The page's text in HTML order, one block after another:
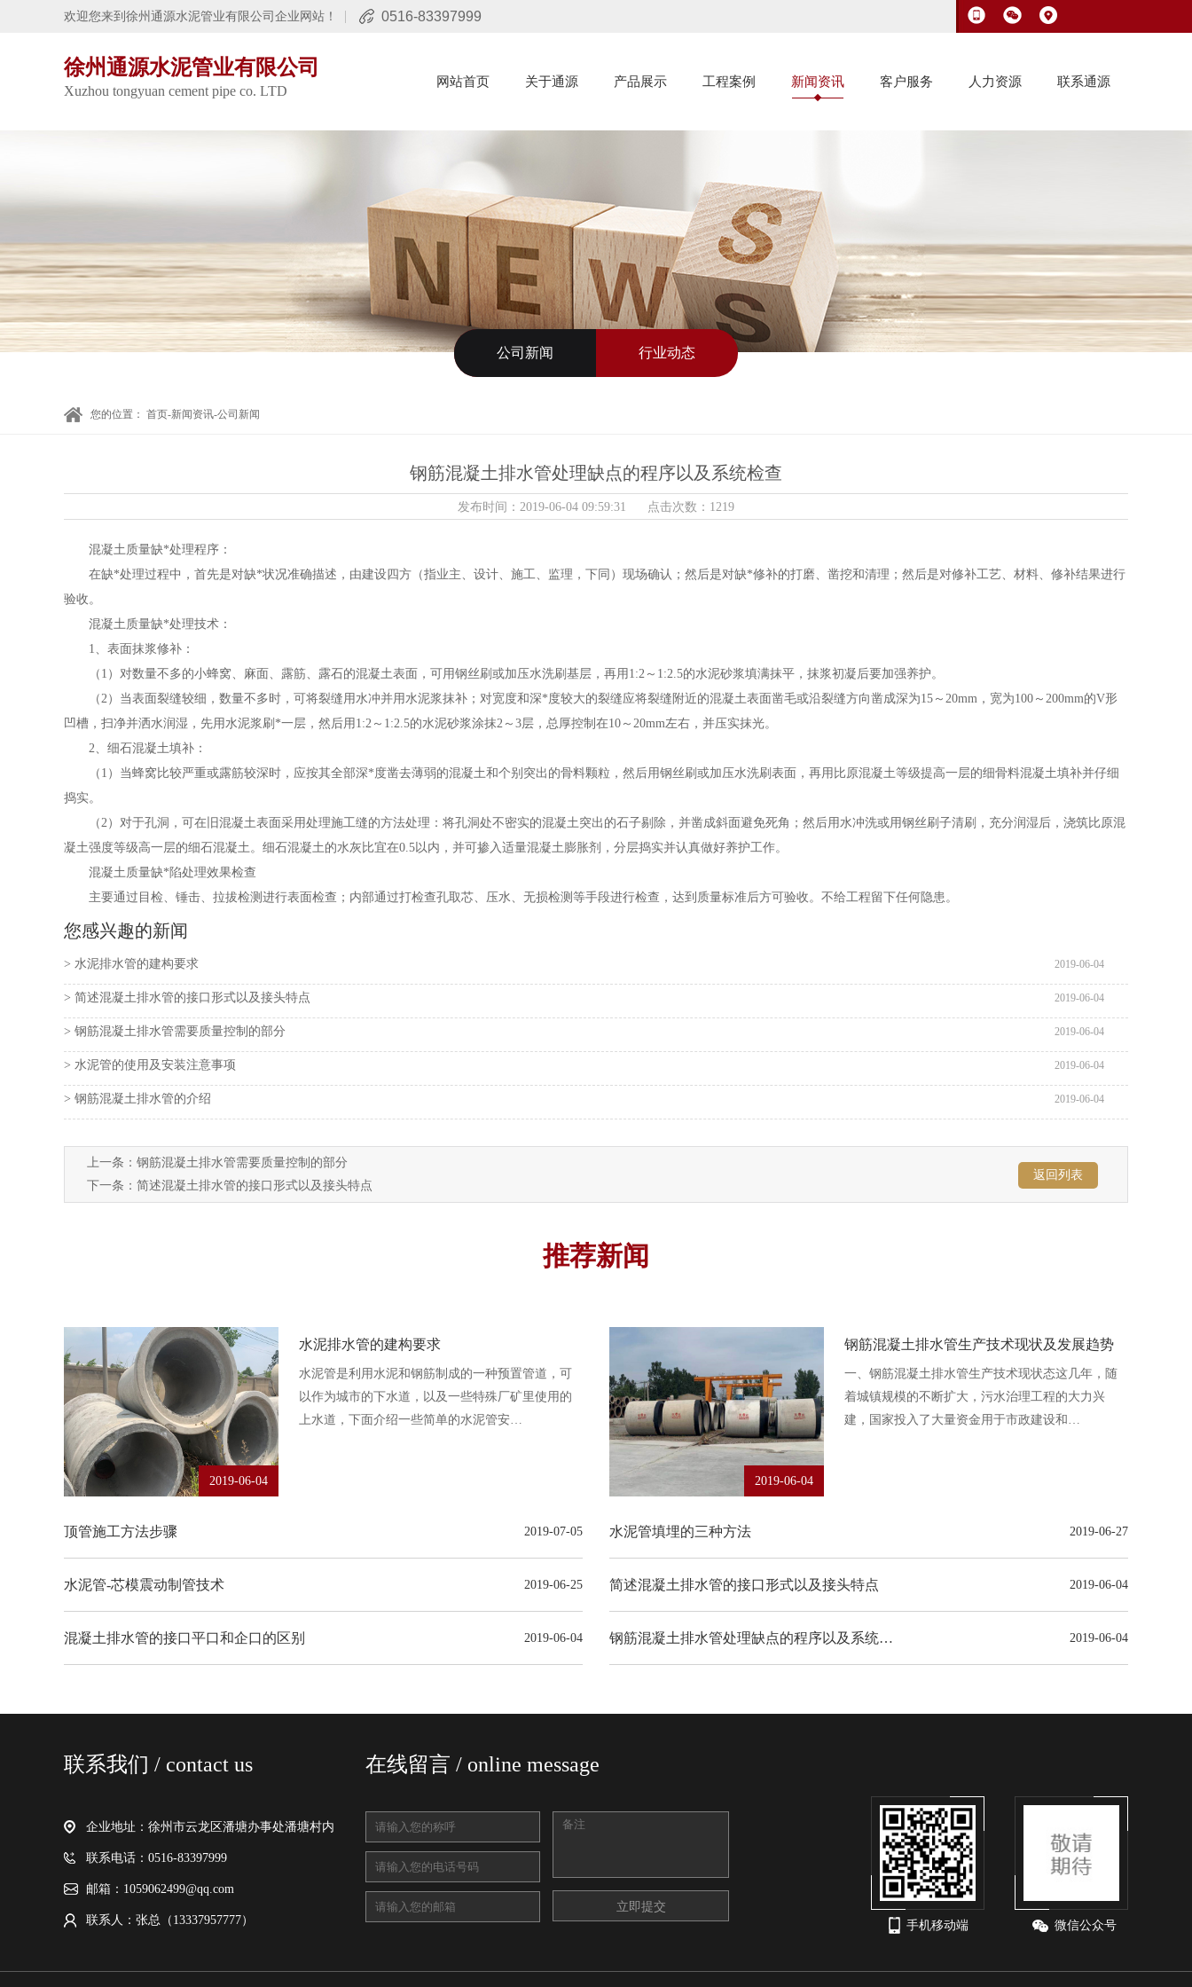
欢迎您来到徐州通源水泥管业有限公司企业网站！ 0516-83397999
徐州通源水泥管业有限公司
Xuzhou tongyuan cement pipe co. LTD
网站首页 关于通源 产品展示 工程案例 新闻资讯 客户服务 人力资源 联系通源
公司新闻 行业动态
您的位置： 首页-新闻资讯-公司新闻
钢筋混凝土排水管处理缺点的程序以及系统检查
发布时间：2019-06-04 09:59:31 点击次数：1219
混凝土质量缺*处理程序：
在缺*处理过程中，首先是对缺*状况准确描述，由建设四方（指业主、设计、施工、监理，下同）现场确认；然后是对缺*修补的打磨、凿挖和清理；然后是对修补工艺、材料、修补结果进行
验收。
混凝土质量缺*处理技术：
1、表面抹浆修补：
（1）对数量不多的小蜂窝、麻面、露筋、露石的混凝土表面，可用钢丝刷或加压水洗刷基层，再用1:2～1:2.5的水泥砂浆填满抹平，抹浆初凝后要加强养护。
（2）当表面裂缝较细，数量不多时，可将裂缝用水冲并用水泥浆抹补；对宽度和深*度较大的裂缝应将裂缝附近的混凝土表面凿毛或沿裂缝方向凿成深为15～20mm，宽为100～200mm的V形
凹槽，扫净并洒水润湿，先用水泥浆刷*一层，然后用1:2～1:2.5的水泥砂浆涂抹2～3层，总厚控制在10～20mm左右，并压实抹光。
2、细石混凝土填补：
（1）当蜂窝比较严重或露筋较深时，应按其全部深*度凿去薄弱的混凝土和个别突出的骨料颗粒，然后用钢丝刷或加压水洗刷表面，再用比原混凝土等级提高一层的细骨料混凝土填补并仔细
捣实。
（2）对于孔洞，可在旧混凝土表面采用处理施工缝的方法处理：将孔洞处不密实的混凝土突出的石子剔除，并凿成斜面避免死角；然后用水冲洗或用钢丝刷子清刷，充分润湿后，浇筑比原混
凝土强度等级高一层的细石混凝土。细石混凝土的水灰比宜在0.5以内，并可掺入适量混凝土膨胀剂，分层捣实并认真做好养护工作。
混凝土质量缺*陷处理效果检查
主要通过目检、锤击、拉拔检测进行表面检查；内部通过打检查孔取芯、压水、无损检测等手段进行检查，达到质量标准后方可验收。不给工程留下任何隐患。
您感兴趣的新闻
> 水泥排水管的建构要求 2019-06-04
> 简述混凝土排水管的接口形式以及接头特点 2019-06-04
> 钢筋混凝土排水管需要质量控制的部分 2019-06-04
> 水泥管的使用及安装注意事项 2019-06-04
> 钢筋混凝土排水管的介绍 2019-06-04
上一条： 钢筋混凝土排水管需要质量控制的部分
下一条： 简述混凝土排水管的接口形式以及接头特点
返回列表
推荐新闻
2019-06-04
水泥排水管的建构要求
水泥管是利用水泥和钢筋制成的一种预置管道，可
以作为城市的下水道，以及一些特殊厂矿里使用的
上水道，下面介绍一些简单的水泥管安…
2019-06-04
钢筋混凝土排水管生产技术现状及发展趋势
一、钢筋混凝土排水管生产技术现状态这几年，随
着城镇规模的不断扩大，污水治理工程的大力兴
建，国家投入了大量资金用于市政建设和…
顶管施工方法步骤 2019-07-05 水泥管填埋的三种方法 2019-06-27
水泥管-芯模震动制管技术 2019-06-25 简述混凝土排水管的接口形式以及接头特点 2019-06-04
混凝土排水管的接口平口和企口的区别 2019-06-04 钢筋混凝土排水管处理缺点的程序以及系统检查 2019-06-04
联系我们 / contact us
企业地址：徐州市云龙区潘塘办事处潘塘村内
联系电话：0516-83397999
邮箱：1059062499@qq.com
联系人：张总（13337957777）
在线留言 / online message
手机移动端 微信公众号